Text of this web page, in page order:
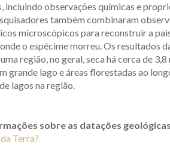
incluindo observações químicas e
também combinaram
microscópicos para reconstruir a
o espécime morreu. Os resultados
região, no geral, seca há cerca de 3,8
grande lago e áreas florestadas ao
lagos na região.
sobre as datações
Terra?